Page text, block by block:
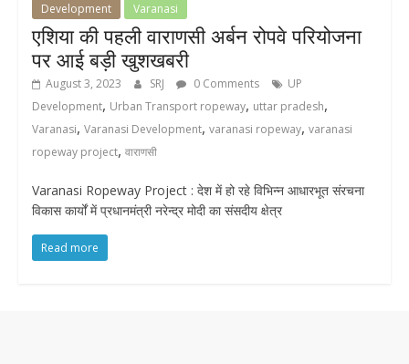
Development Varanasi
एशिया की पहली वाराणसी अर्बन रोपवे परियोजना
पर आई बड़ी खुशखबरी
August 3, 2023 SRJ 0 Comments
UP
Development, Urban Transport ropeway, uttar pradesh,
Varanasi, Varanasi Development, varanasi ropeway, varanasi
ropeway project, वाराणसी
Varanasi Ropeway Project : देश में हो रहे विभिन्न आधारभूत संरचना
विकास कार्यों में प्रधानमंत्री नरेन्द्र मोदी का संसदीय क्षेत्र
Read more